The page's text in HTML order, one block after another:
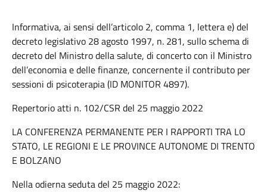
Informativa, ai sensi dell’articolo 2, comma 1, lettera e) del
decreto legislativo 28 agosto 1997, n. 281, sullo schema di
decreto del Ministro della salute, di concerto con il Ministro
dell’economia e delle finanze, concernente il contributo per
sessioni di psicoterapia (ID MONITOR 4897).
Repertorio atti n. 102/CSR del 25 maggio 2022
LA CONFERENZA PERMANENTE PER I RAPPORTI TRA LO
STATO, LE REGIONI E LE PROVINCE AUTONOME DI TRENTO
E BOLZANO
Nella odierna seduta del 25 maggio 2022: